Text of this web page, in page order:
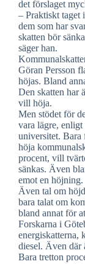
det förslaget
– Praktiskt taget
dem som har
skatten bör
säger han.
Göran Persson
höjas. Bland
Den skatten har
vill höja.
Men stödet för
vara lägre,
universitet. Bara
höja
procent, vill
sänkas. Även
emot en höjning.
Även tal om
bara talat om
bland annat för
Forskarna i
energiskatterna,
diesel. Även där
Bara tretton